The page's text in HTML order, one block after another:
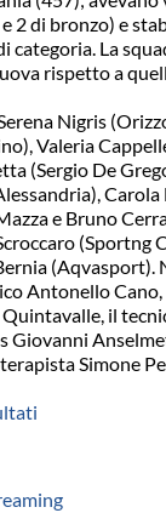
2 di bronzo) e
categoria. La
rispetto a
Nigris
Valeria
(Sergio De
e Bruno
(Sportng
(Aqvasport).
Antonello
Quintavalle, il
Giovanni
Simone